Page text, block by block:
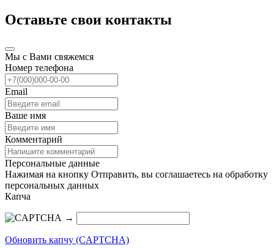
Оставьте свои контакты
Мы с Вами свяжемся
Номер телефона
Email
Ваше имя
Комментарий
Персональные данные
Нажимая на кнопку Отправить, вы соглашаетесь на обработку
персональных данных
Капча
→
Обновить капчу (CAPTCHA)